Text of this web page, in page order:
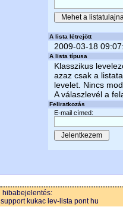
A lista létrejött
2009-03-18
A lista típusa
Klasszikus
azaz csak a
levelet. Nincs
A válaszlevél a
Feliratkozás
E-mail címed:
hibabejelentés:
support kukac lev-lista pont hu